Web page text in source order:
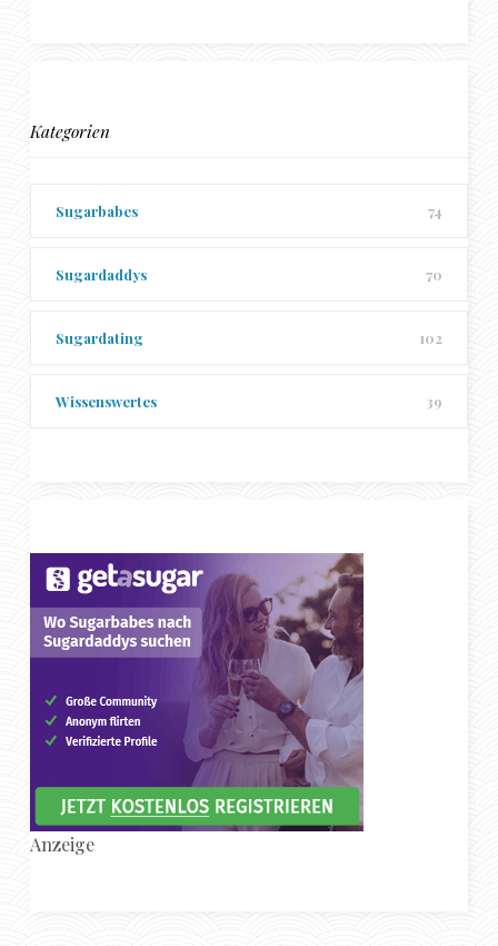
Kategorien
Sugarbabes 74
Sugardaddys 70
Sugardating 102
Wissenswertes 39
Anzeige